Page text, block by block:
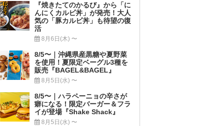
『焼きたてのかるび』から「に
んにくカルビ丼」が発売！大人
気の「豚カルビ丼」も待望の復
活
8月6日(木) 〜
8/5〜｜沖縄県産黒糖や夏野菜
を使用！夏限定ベーグル3種を
販売『BAGEL&BAGEL』
8月5日(水) 〜
8/5〜｜ハラペーニョの辛さが
癖になる！限定バーガー＆フラ
イが登場『Shake Shack』
8月5日(水) 〜